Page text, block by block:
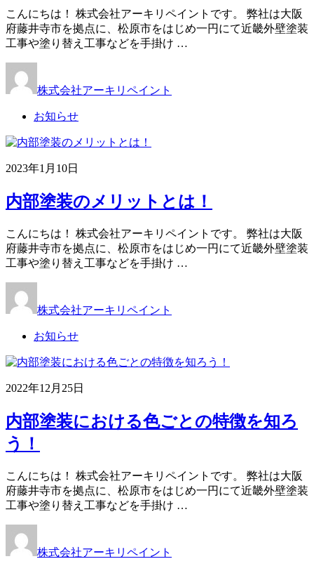
こんにちは！ 株式会社アーキリペイントです。 弊社は大阪
府藤井寺市を拠点に、松原市をはじめ一円にて近畿外壁塗装
工事や塗り替え工事などを手掛け …
株式会社アーキリペイント
お知らせ
2023年1月10日
内部塗装のメリットとは！
こんにちは！ 株式会社アーキリペイントです。 弊社は大阪
府藤井寺市を拠点に、松原市をはじめ一円にて近畿外壁塗装
工事や塗り替え工事などを手掛け …
株式会社アーキリペイント
お知らせ
2022年12月25日
内部塗装における色ごとの特徴を知ろ
う！
こんにちは！ 株式会社アーキリペイントです。 弊社は大阪
府藤井寺市を拠点に、松原市をはじめ一円にて近畿外壁塗装
工事や塗り替え工事などを手掛け …
株式会社アーキリペイント